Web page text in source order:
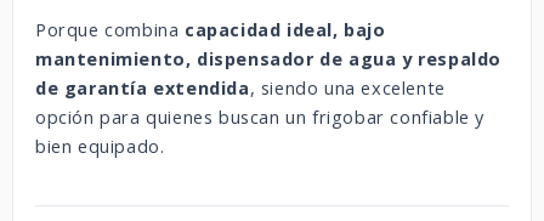
Porque combina capacidad ideal, bajo
mantenimiento, dispensador de agua y respaldo
de garantía extendida, siendo una excelente
opción para quienes buscan un frigobar confiable y
bien equipado.